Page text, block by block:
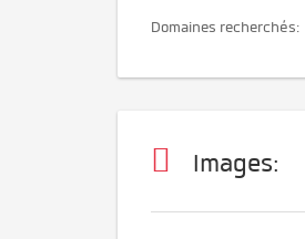
Domaines recherchés:
Images: